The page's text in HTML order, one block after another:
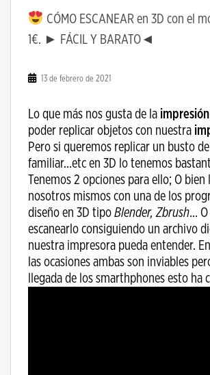
CÓMO ESCANEAR en 3D con el
1€. ► FÁCIL Y BARATO◄
13 de febrero de 2021
Lo que más nos gusta de la
poder replicar objetos con nuestra
Pero si queremos replicar un busto
familiar…etc en 3D lo tenemos
Tenemos 2 opciones para ello; O bien
nosotros mismos con una de los
diseño en 3D tipo Blender, Zbrush… O
escanearlo consiguiendo un archivo
nuestra impresora pueda entender.
las ocasiones ambas son inviables
llegada de los smarthphones esto ha